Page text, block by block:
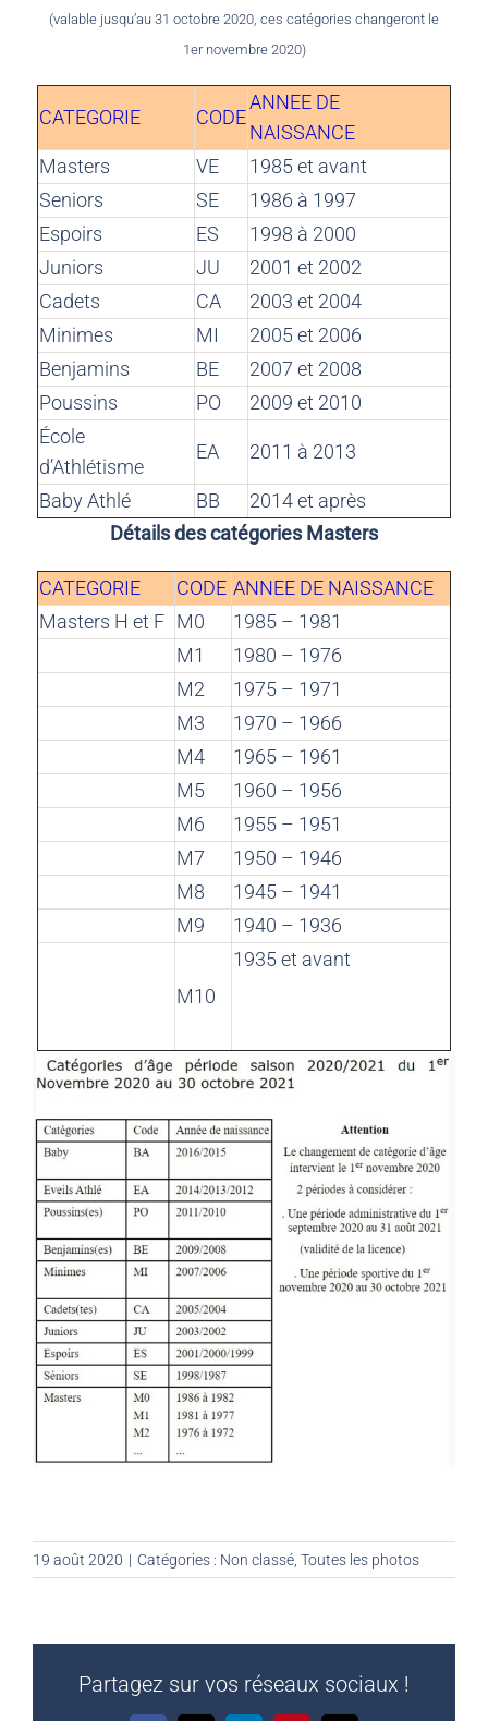
(valable jusqu’au 31 octobre 2020, ces catégories changeront le
1er novembre 2020)
CATEGORIE CODE
ANNEE DE
NAISSANCE
Masters
VE
1985 et avant
Seniors
SE
1986 à 1997
Espoirs
ES
1998 à 2000
Juniors
JU
2001 et 2002
Cadets
CA
2003 et 2004
Minimes
MI
2005 et 2006
Benjamins
BE
2007 et 2008
Poussins
PO
2009 et 2010
École
d’Athlétisme
EA 2011 à 2013
Baby Athlé BB
2014 et après
Détails des catégories Masters
CATEGORIE CODE ANNEE DE NAISSANCE
Masters H et F M0
1985 – 1981
M1
1980 – 1976
M2
1975 – 1971
M3
1970 – 1966
M4
1965 – 1961
M5
1960 – 1956
M6
1955 – 1951
M7
1950 – 1946
M8
1945 – 1941
M9
1940 – 1936
M10
1935 et avant
19 août 2020 | Catégories : Non classé Toutes les photos
Partagez sur vos réseaux sociaux !